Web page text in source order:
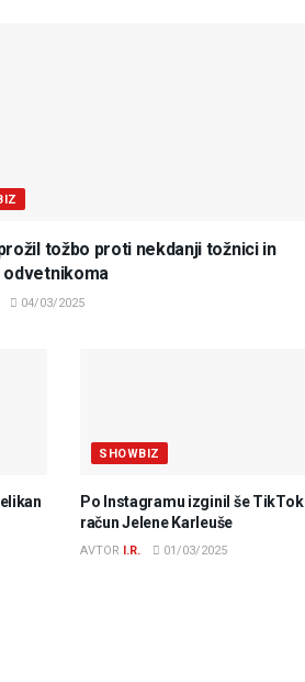
tožbo proti nekdanji tožnici in
odvetnikoma
04/03/2025
SHOWBIZ
Po Instagramu izginil še TikTok
račun Jelene Karleuše
AVTOR I.R. 01/03/2025